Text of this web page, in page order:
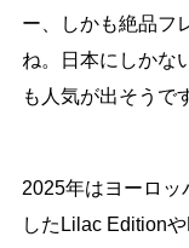
ー、しかも絶品フ
ね。日本にしかな
も人気が出そうで
2025年はヨーロッ
したLilac Edition